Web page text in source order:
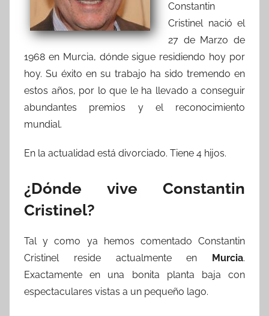
Constantin
Cristinel nació el
27 de Marzo de
1968 en Murcia, dónde sigue residiendo hoy por
hoy. Su éxito en su trabajo ha sido tremendo en
estos años, por lo que le ha llevado a conseguir
abundantes premios y el reconocimiento
mundial.
En la actualidad está divorciado. Tiene 4 hijos.
¿Dónde vive Constantin
Cristinel?
Tal y como ya hemos comentado Constantin
Cristinel reside actualmente en Murcia.
Exactamente en una bonita planta baja con
espectaculares vistas a un pequeño lago.